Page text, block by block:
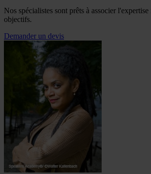
Nos spécialistes sont prêts à associer
objectifs.
Demander un devis